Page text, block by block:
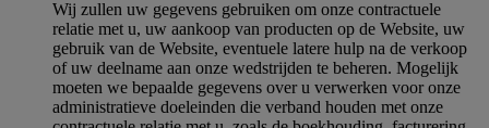
Wij zullen uw gegevens gebruiken om onze contractuele
relatie met u, uw aankoop van producten op de Website, uw
gebruik van de Website, eventuele latere hulp na de verkoop
of uw deelname aan onze wedstrijden te beheren. Mogelijk
moeten we bepaalde gegevens over u verwerken voor onze
administratieve doeleinden die verband houden met onze